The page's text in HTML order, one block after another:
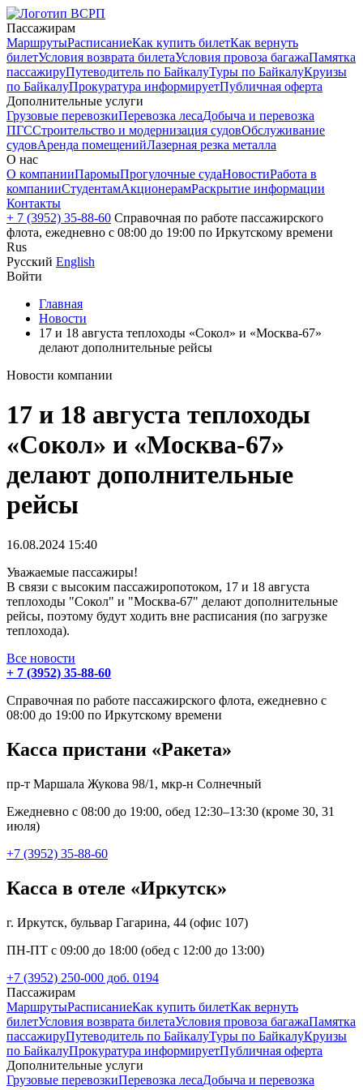
Пассажирам
МаршрутыРасписаниеКак купить билетКак вернуть
билетУсловия возврата билетаУсловия провоза багажаПамятка
пассажируПутеводитель по БайкалуТуры по БайкалуКруизы
по БайкалуПрокуратура информируетПубличная оферта
Дополнительные услуги
Грузовые перевозкиПеревозка лесаДобыча и перевозка
ПГССтроительство и модернизация судовОбслуживание
судовАренда помещенийЛазерная резка металла
О нас
О компанииПаромыПрогулочные судаНовостиРабота в
компанииСтудентамАкционерамРаскрытие информации
Контакты
+ 7 (3952) 35-88-60 Справочная по работе пассажирского
флота, ежедневно с 08:00 до 19:00 по Иркутскому времени
Rus
Русский English
Войти
Главная
Новости
17 и 18 августа теплоходы «Сокол» и «Москва-67»
делают дополнительные рейсы
Новости компании
17 и 18 августа теплоходы
«Сокол» и «Москва-67»
делают дополнительные
рейсы
16.08.2024 15:40
Уважаемые пассажиры!
В связи с высоким пассажиропотоком, 17 и 18 августа
теплоходы "Сокол" и "Москва-67" делают дополнительные
рейсы, поэтому будут ходить вне расписания (по загрузке
теплохода).
Все новости
+ 7 (3952) 35-88-60
Справочная по работе пассажирского флота, ежедневно с
08:00 до 19:00 по Иркутскому времени
Касса пристани «Ракета»
пр-т Маршала Жукова 98/1, мкр-н Солнечный
Ежедневно с 08:00 до 19:00, обед 12:30–13:30 (кроме 30, 31
июля)
+7 (3952) 35-88-60
Касса в отеле «Иркутск»
г. Иркутск, бульвар Гагарина, 44 (офис 107)
ПН-ПТ с 09:00 до 18:00 (обед с 12:00 до 13:00)
+7 (3952) 250-000 доб. 0194
Пассажирам
МаршрутыРасписаниеКак купить билетКак вернуть
билетУсловия возврата билетаУсловия провоза багажаПамятка
пассажируПутеводитель по БайкалуТуры по БайкалуКруизы
по БайкалуПрокуратура информируетПубличная оферта
Дополнительные услуги
Грузовые перевозкиПеревозка лесаДобыча и перевозка